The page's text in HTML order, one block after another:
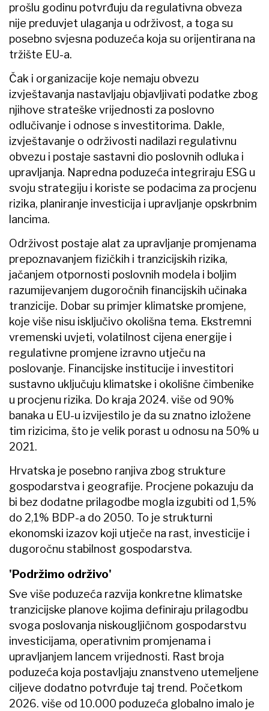
prošlu godinu potvrđuju da regulativna obveza
nije preduvjet ulaganja u održivost, a toga su
posebno svjesna poduzeća koja su orijentirana na
tržište EU-a.
Čak i organizacije koje nemaju obvezu
izvještavanja nastavljaju objavljivati podatke zbog
njihove strateške vrijednosti za poslovno
odlučivanje i odnose s investitorima. Dakle,
izvještavanje o održivosti nadilazi regulativnu
obvezu i postaje sastavni dio poslovnih odluka i
upravljanja. Napredna poduzeća integriraju ESG u
svoju strategiju i koriste se podacima za procjenu
rizika, planiranje investicija i upravljanje opskrbnim
lancima.
Održivost postaje alat za upravljanje promjenama
prepoznavanjem fizičkih i tranzicijskih rizika,
jačanjem otpornosti poslovnih modela i boljim
razumijevanjem dugoročnih financijskih učinaka
tranzicije. Dobar su primjer klimatske promjene,
koje više nisu isključivo okolišna tema. Ekstremni
vremenski uvjeti, volatilnost cijena energije i
regulativne promjene izravno utječu na
poslovanje. Financijske institucije i investitori
sustavno uključuju klimatske i okolišne čimbenike
u procjenu rizika. Do kraja 2024. više od 90%
banaka u EU-u izvijestilo je da su znatno izložene
tim rizicima, što je velik porast u odnosu na 50% u
2021.
Hrvatska je posebno ranjiva zbog strukture
gospodarstva i geografije. Procjene pokazuju da
bi bez dodatne prilagodbe mogla izgubiti od 1,5%
do 2,1% BDP-a do 2050. To je strukturni
ekonomski izazov koji utječe na rast, investicije i
dugoročnu stabilnost gospodarstva.
'Podržimo održivo'
Sve više poduzeća razvija konkretne klimatske
tranzicijske planove kojima definiraju prilagodbu
svoga poslovanja niskougljičnom gospodarstvu
investicijama, operativnim promjenama i
upravljanjem lancem vrijednosti. Rast broja
poduzeća koja postavljaju znanstveno utemeljene
ciljeve dodatno potvrđuje taj trend. Početkom
2026. više od 10.000 poduzeća globalno imalo je